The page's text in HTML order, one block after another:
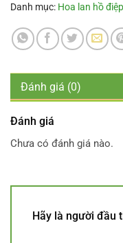
Danh mục: Hoa lan hồ điệp
Đánh giá (0)
Đánh giá
Chưa có đánh giá nào.
Hãy là người đầu